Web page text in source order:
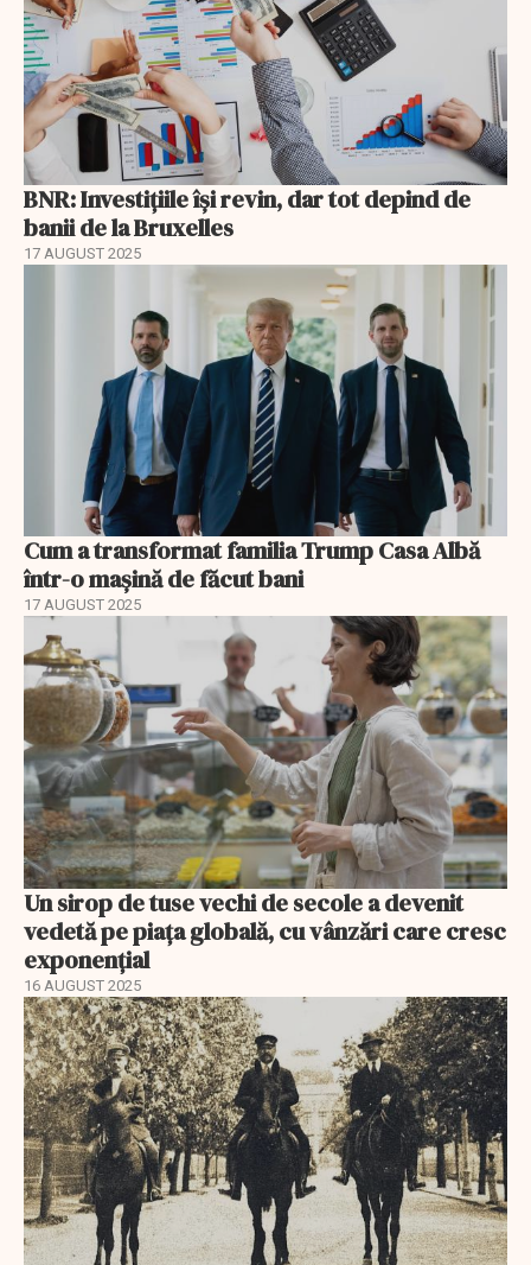
BNR: Investițiile își revin, dar tot depind de
banii de la Bruxelles
17 AUGUST 2025
Cum a transformat familia Trump Casa Albă
într-o mașină de făcut bani
17 AUGUST 2025
Un sirop de tuse vechi de secole a devenit
vedetă pe piața globală, cu vânzări care cresc
exponențial
16 AUGUST 2025